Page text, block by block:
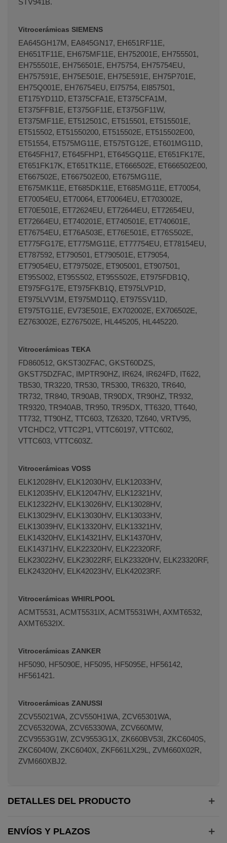
Vitrocerámicas SIEMENS
EA645GH17M, EA845GN17, EH651RF11E,
EH651TF11E, EH675MF11E, EH752001E, EH755501,
EH755501E, EH756501E, EH75754, EH75754EU,
EH757591E, EH75E501E, EH75E591E, EH75P701E,
EH75Q001E, EH76754EU, EI75754, EI857501,
ET175YD11D, ET375CFA1E, ET375CFA1M,
ET375FFB1E, ET375GF11E, ET375GF11W,
ET375MF11E, ET512501C, ET515501, ET515501E,
ET515502, ET51550200, ET515502E, ET515502E00,
ET51554, ET575MG11E, ET575TG12E, ET601MG11D,
ET645FH17, ET645FHP1, ET645GQ11E, ET651FK17E,
ET651FK17K, ET651TK11E, ET666502E, ET666502E00,
ET667502E, ET667502E00, ET675MG11E,
ET675MK11E, ET685DK11E, ET685MG11E, ET70054,
ET70054EU, ET70064, ET70064EU, ET703002E,
ET70E501E, ET72624EU, ET72644EU, ET72654EU,
ET72664EU, ET740201E, ET740501E, ET740601E,
ET76754EU, ET76A503E, ET76E501E, ET76S502E,
ET775FG17E, ET775MG11E, ET77754EU, ET78154EU,
ET787592, ET790501, ET790501E, ET79054,
ET79054EU, ET797502E, ET905001, ET907501,
ET95S002, ET95S502, ET95S502E, ET975FDB1Q,
ET975FG17E, ET975FKB1Q, ET975LVP1D,
ET975LVV1M, ET975MD11Q, ET975SV11D,
ET975TG11E, EV73E501E, EX702002E, EX706502E,
EZ763002E, EZ767502E, HL445205, HL445220.
Vitrocerámicas TEKA
FD860512, GKST30ZFAC, GKST60DZS,
GKST75DZFAC, IMPTR90HZ, IR624, IR624FD, IT622,
TB530, TR3220, TR530, TR5300, TR6320, TR640,
TR732, TR840, TR90AB, TR90DX, TR90HZ, TR932,
TR9320, TR940AB, TR950, TR95DX, TT6320, TT640,
TT732, TT90HZ, TTC603, TZ6320, TZ640, VRTV95,
VTCHDC2, VTTC2P1, VTTC60197, VTTC602,
VTTC603, VTTC603Z.
Vitrocerámicas VOSS
ELK12028HV, ELK12030HV, ELK12033HV,
ELK12035HV, ELK12047HV, ELK12321HV,
ELK12322HV, ELK13026HV, ELK13028HV,
ELK13029HV, ELK13030HV, ELK13033HV,
ELK13039HV, ELK13320HV, ELK13321HV,
ELK14320HV, ELK14321HV, ELK14370HV,
ELK14371HV, ELK22320HV, ELK22320RF,
ELK23022HV, ELK23022RF, ELK23320HV, ELK23320RF,
ELK24320HV, ELK42023HV, ELK42023RF.
Vitrocerámicas WHIRLPOOL
ACMT5531, ACMT5531IX, ACMT5531WH, AXMT6532,
AXMT6532IX.
Vitrocerámicas ZANKER
HF5090, HF5090E, HF5095, HF5095E, HF56142,
HF561421.
Vitrocerámicas ZANUSSI
ZCV55021WA, ZCV550H1WA, ZCV65301WA,
ZCV65320WA, ZCV65330WA, ZCV660MW,
ZCV9553G1W, ZCV9553G1X, ZK660BV53I, ZKC6040S,
ZKC6040W, ZKC6040X, ZKF661LX29L, ZVM660X02R,
ZVM660XBJ2.
DETALLES DEL PRODUCTO
ENVÍOS Y PLAZOS